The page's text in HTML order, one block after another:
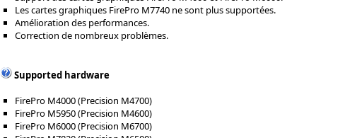
Les cartes graphiques FirePro M7740 ne sont plus supportées.
Amélioration des performances.
Correction de nombreux problèmes.
Supported hardware
FirePro M4000 (Precision M4700)
FirePro M5950 (Precision M4600)
FirePro M6000 (Precision M6700)